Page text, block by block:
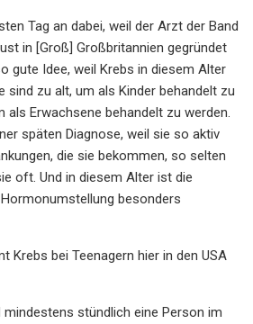
Tag an dabei, weil der Arzt der Band
in [Groß] Großbritannien gegründet
gute Idee, weil Krebs in diesem Alter
sind zu alt, um als Kinder behandelt zu
als Erwachsene behandelt zu werden.
späten Diagnose, weil sie so aktiv
die sie bekommen, so selten
oft. Und in diesem Alter ist die
besonders
Krebs bei Teenagern hier in den USA
mindestens stündlich eine Person im